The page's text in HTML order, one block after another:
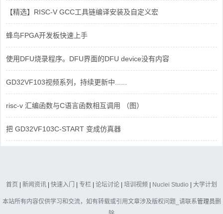
【精选】RISC-V GCC工具链编译安装及自定义宏
蜂鸟FPGA开发板快速上手
使用DFU烧录程序。DFU界面的DFU device没有内容
GD32VF103视频系列，持续更新中......
risc-v 汇编函数与C语言函数相互调用 （图）
把 GD32VF103C-START 变成仿真器
首页 | 新闻资讯 | 快速入门 | 专栏 | 论坛讨论 | 培训视频 | Nuclei Studio | 大学计划
本站所有内容仅供学习和交流，如有转载或引用文章涉及版权问题_请联系管理员删